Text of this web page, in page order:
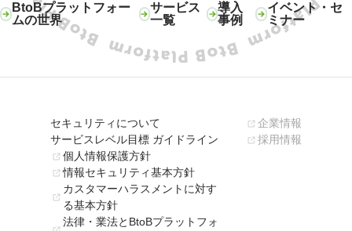
BtoBプラットフォー
ムの世界
サービス
一覧
導入
事例
イベント・セ
ミナー
セキュリティについて
サービスレベル目標 ガイドライン
個人情報保護方針
情報セキュリティ基本方針
カスタマーハラスメントに対す
る基本方針
法律・業法とBtoBプラットフォ
企業情報
採用情報